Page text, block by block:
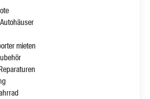
mieten